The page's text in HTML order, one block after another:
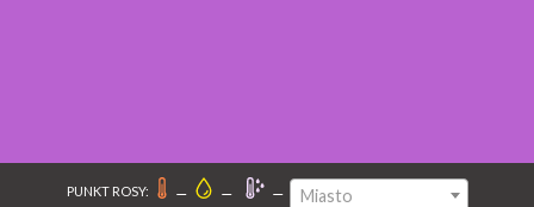
PUNKT ROSY: – – – Miasto